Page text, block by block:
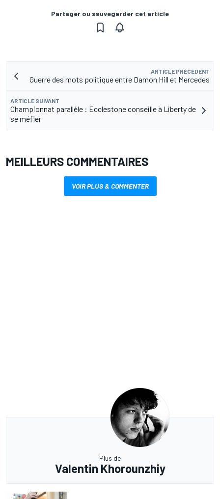
Partager ou sauvegarder cet article
ARTICLE PRÉCÉDENT
Guerre des mots politique entre Damon Hill et Mercedes
ARTICLE SUIVANT
Championnat parallèle : Ecclestone conseille à Liberty de
se méfier
MEILLEURS COMMENTAIRES
VOIR PLUS & COMMENTER
Plus de
Valentin Khorounzhiy